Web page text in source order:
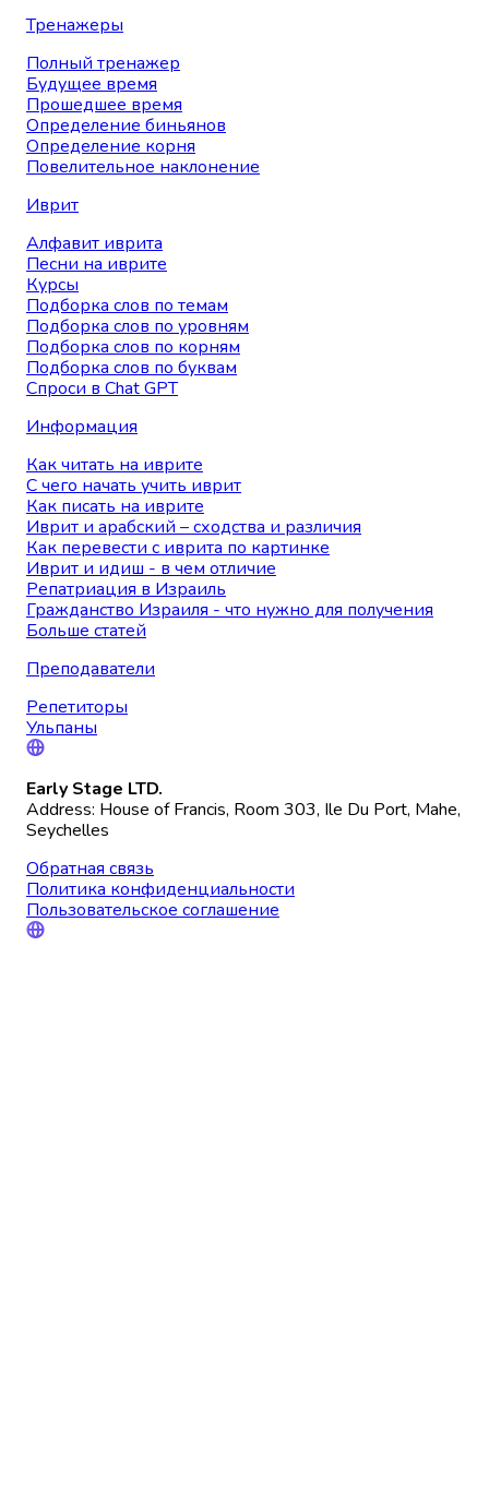
Тренажеры
Полный тренажер
Будущее время
Прошедшее время
Определение биньянов
Определение корня
Повелительное наклонение
Иврит
Алфавит иврита
Песни на иврите
Курсы
Подборка слов по темам
Подборка слов по уровням
Подборка слов по корням
Подборка слов по буквам
Спроси в Chat GPT
Информация
Как читать на иврите
С чего начать учить иврит
Как писать на иврите
Иврит и арабский – сходства и различия
Как перевести с иврита по картинке
Иврит и идиш - в чем отличие
Репатриация в Израиль
Гражданство Израиля - что нужно для получения
Больше статей
Преподаватели
Репетиторы
Ульпаны
Early Stage LTD.
Address: House of Francis, Room 303, Ile Du Port, Mahe,
Seychelles
Обратная связь
Политика конфиденциальности
Пользовательское соглашение